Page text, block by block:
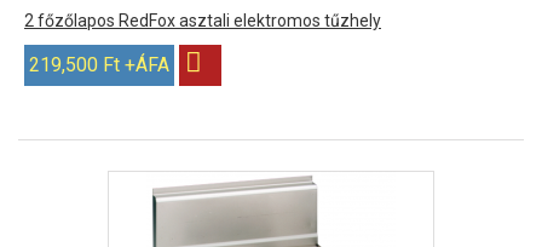
2 főzőlapos RedFox asztali elektromos tűzhely
219,500 Ft +ÁFA